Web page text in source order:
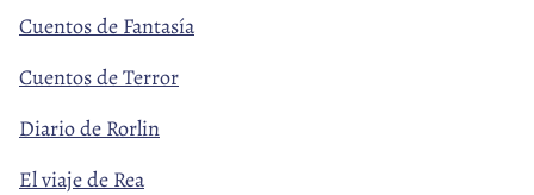
Cuentos de Fantasía
Cuentos de Terror
Diario de Rorlin
El viaje de Rea